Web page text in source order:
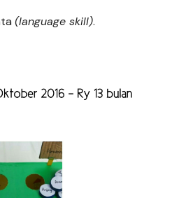
(language skill).